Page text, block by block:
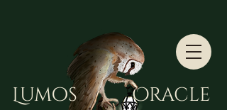
Lumos Oracle